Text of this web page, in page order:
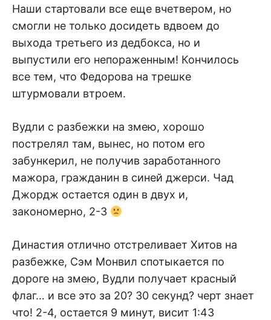
Наши стартовали все еще вчетвером, но
смогли не только досидеть вдвоем до
выхода третьего из дедбокса, но и
выпустили его непораженным! Кончилось
все тем, что Федорова на трешке
штурмовали втроем.
Вудли с разбежки на змею, хорошо
пострелял там, вынес, но потом его
забункерил, не получив заработанного
мажора, гражданин в синей джерси. Чад
Джордж остается один в двух и,
закономерно, 2-3
Династия отлично отстреливает Хитов на
разбежке, Сэм Монвил спотыкается по
дороге на змею, Вудли получает красный
флаг… и все это за 20? 30 секунд? черт знает
что! 2-4, остается 9 минут, висит 1:43